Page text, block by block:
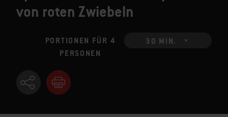
von roten Zwiebeln
PORTIONEN FÜR 4
PERSONEN
30 MIN.